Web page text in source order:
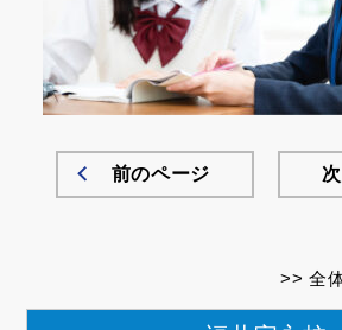
前のページ
全